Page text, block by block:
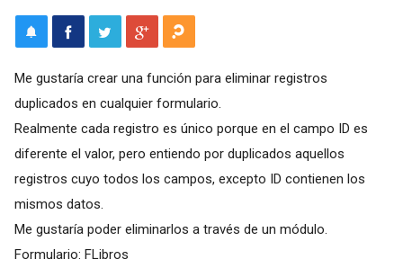
Me gustaría crear una función para eliminar registros
duplicados en cualquier formulario.
Realmente cada registro es único porque en el campo ID es
diferente el valor, pero entiendo por duplicados aquellos
registros cuyo todos los campos, excepto ID contienen los
mismos datos.
Me gustaría poder eliminarlos a través de un módulo.
Formulario: FLibros